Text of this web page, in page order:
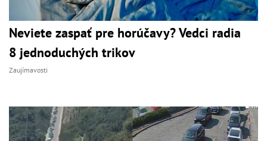
Neviete zaspať pre horúčavy? Vedci radia
8 jednoduchých trikov
Zaujímavosti